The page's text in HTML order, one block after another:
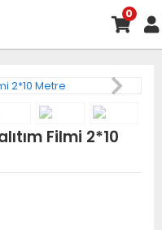
0
Filmi 2*10